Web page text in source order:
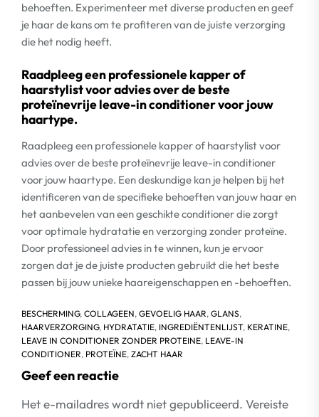
behoeften. Experimenteer met diverse producten en geef
je haar de kans om te profiteren van de juiste verzorging
die het nodig heeft.
Raadpleeg een professionele kapper of
haarstylist voor advies over de beste
proteïnevrije leave-in conditioner voor jouw
haartype.
Raadpleeg een professionele kapper of haarstylist voor
advies over de beste proteïnevrije leave-in conditioner
voor jouw haartype. Een deskundige kan je helpen bij het
identificeren van de specifieke behoeften van jouw haar en
het aanbevelen van een geschikte conditioner die zorgt
voor optimale hydratatie en verzorging zonder proteïne.
Door professioneel advies in te winnen, kun je ervoor
zorgen dat je de juiste producten gebruikt die het beste
passen bij jouw unieke haareigenschappen en -behoeften.
BESCHERMING, COLLAGEEN, GEVOELIG HAAR, GLANS,
HAARVERZORGING, HYDRATATIE, INGREDIËNTENLIJST, KERATINE,
LEAVE IN CONDITIONER ZONDER PROTEINE, LEAVE-IN
CONDITIONER, PROTEÏNE, ZACHT HAAR
Geef een reactie
Het e-mailadres wordt niet gepubliceerd. Vereiste